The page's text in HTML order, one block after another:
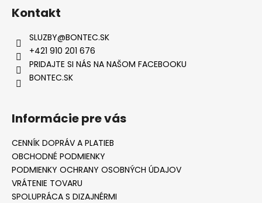
Kontakt
SLUZBY@BONTEC.SK
+421 910 201 676
PRIDAJTE SI NÁS NA NAŠOM FACEBOOKU
BONTEC.SK
Informácie pre vás
CENNÍK DOPRÁV A PLATIEB
OBCHODNÉ PODMIENKY
PODMIENKY OCHRANY OSOBNÝCH ÚDAJOV
VRÁTENIE TOVARU
SPOLUPRÁCA S DIZAJNÉRMI